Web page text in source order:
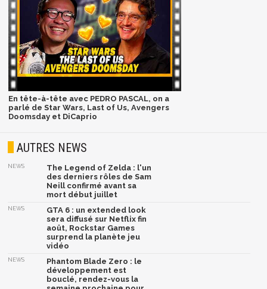
En tête-à-tête avec PEDRO PASCAL, on a
parlé de Star Wars, Last of Us, Avengers
Doomsday et DiCaprio
AUTRES NEWS
NEWS
The Legend of Zelda : l'un
des derniers rôles de Sam
Neill confirmé avant sa
mort début juillet
NEWS
GTA 6 : un extended look
sera diffusé sur Netflix fin
août, Rockstar Games
surprend la planète jeu
vidéo
NEWS
Phantom Blade Zero : le
développement est
bouclé, rendez-vous la